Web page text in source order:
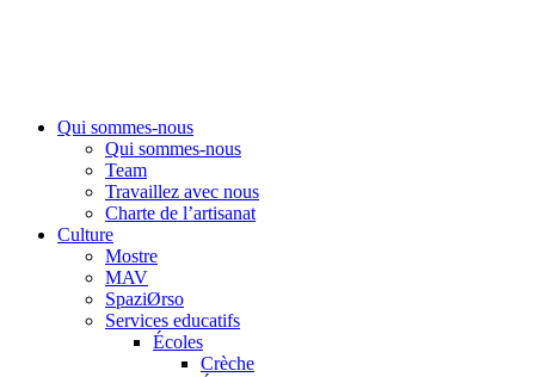
Qui sommes-nous
Qui sommes-nous
Team
Travaillez avec nous
Charte de l’artisanat
Culture
Mostre
MAV
SpaziØrso
Services educatifs
Écoles
Crèche